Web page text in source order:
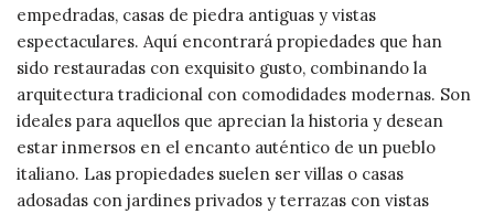
empedradas, casas de piedra antiguas y vistas
espectaculares. Aquí encontrará propiedades que han
sido restauradas con exquisito gusto, combinando la
arquitectura tradicional con comodidades modernas. Son
ideales para aquellos que aprecian la historia y desean
estar inmersos en el encanto auténtico de un pueblo
italiano. Las propiedades suelen ser villas o casas
adosadas con jardines privados y terrazas con vistas